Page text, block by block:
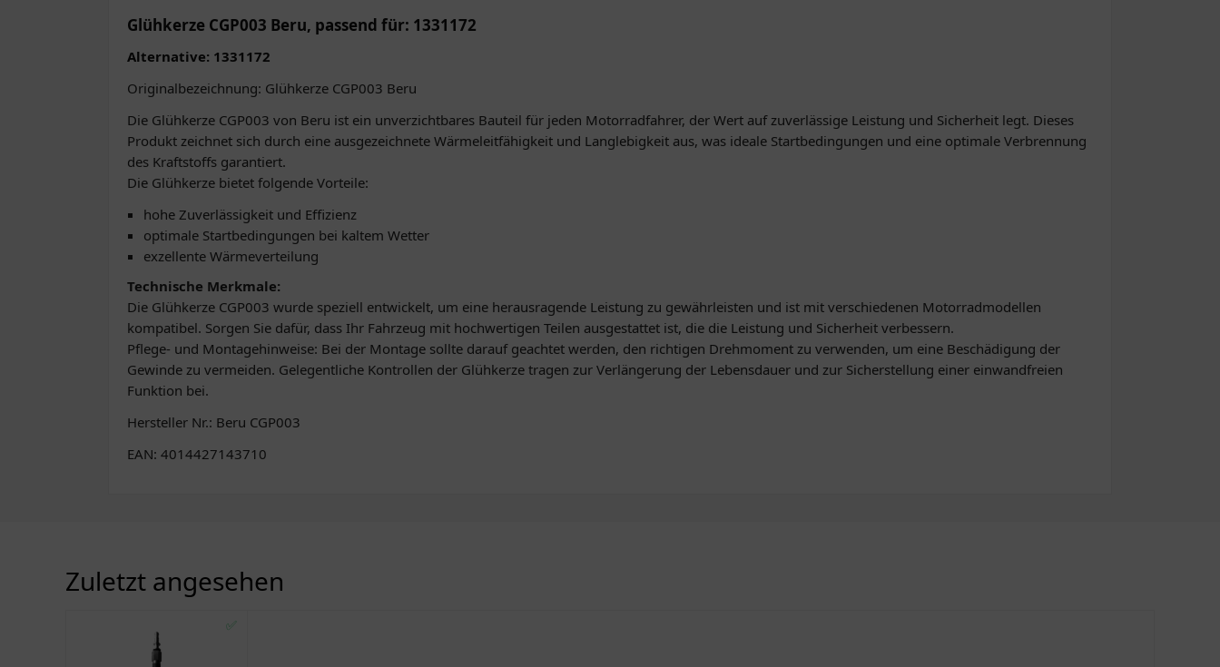
Glühkerze CGP003 Beru, passend für: 1331172
Alternative: 1331172
Originalbezeichnung: Glühkerze CGP003 Beru
Die Glühkerze CGP003 von Beru ist ein unverzichtbares Bauteil für jeden Motorradfahrer, der Wert auf zuverlässige Leistung und Sicherheit legt. Dieses
Produkt zeichnet sich durch eine ausgezeichnete Wärmeleitfähigkeit und Langlebigkeit aus, was ideale Startbedingungen und eine optimale Verbrennung
des Kraftstoffs garantiert.
Die Glühkerze bietet folgende Vorteile:
hohe Zuverlässigkeit und Effizienz
optimale Startbedingungen bei kaltem Wetter
exzellente Wärmeverteilung
Technische Merkmale:
Die Glühkerze CGP003 wurde speziell entwickelt, um eine herausragende Leistung zu gewährleisten und ist mit verschiedenen Motorradmodellen
kompatibel. Sorgen Sie dafür, dass Ihr Fahrzeug mit hochwertigen Teilen ausgestattet ist, die die Leistung und Sicherheit verbessern.
Pflege- und Montagehinweise: Bei der Montage sollte darauf geachtet werden, den richtigen Drehmoment zu verwenden, um eine Beschädigung der
Gewinde zu vermeiden. Gelegentliche Kontrollen der Glühkerze tragen zur Verlängerung der Lebensdauer und zur Sicherstellung einer einwandfreien
Funktion bei.
Hersteller Nr.: Beru CGP003
EAN: 4014427143710
Zuletzt angesehen
✅